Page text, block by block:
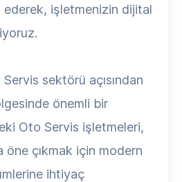
ederek, işletmenizin dijital
sektörü açısından
önemli bir
Oto Servis işletmeleri,
çıkmak için modern
ihtiyaç